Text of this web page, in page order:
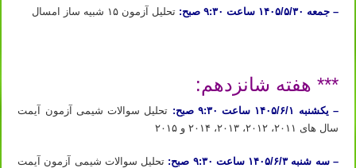
– جمعه ۱۴۰۵/۵/۳۰ ساعت ۹:۳۰ صبح: تحلیل آزمون ۱۵ شبیه ساز امسال
*** هفته شانزدهم:
– یکشنبه ۱۴۰۵/۶/۱ ساعت ۹:۳۰ صبح:
تحلیل سوالات شیمی آزمون آیمت
سال های ۲۰۱۱، ۲۰۱۲، ۲۰۱۳، ۲۰۱۴ و ۲۰۱۵
– سه شنبه ۱۴۰۵/۶/۳ ساعت ۹:۳۰ صبح:
تحلیل سوالات شیمی آزمون آیمت